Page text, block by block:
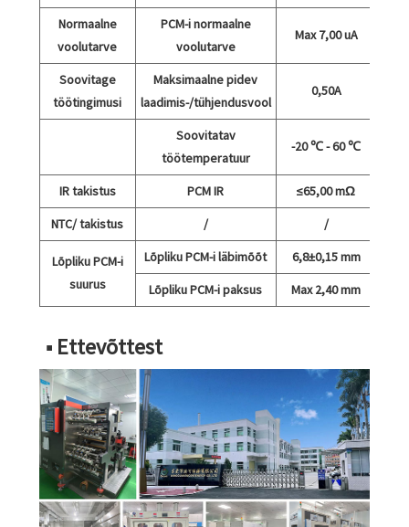
Normaalne
voolutarve
PCM-i normaalne
voolutarve
Max 7,00 uA
Soovitage
töötingimusi
Maksimaalne pidev
laadimis-/tühjendusvool
0,50A
Soovitatav
töötemperatuur
-20 ℃ - 60 ℃
IR takistus PCM IR
≤65,00 mΩ
NTC/ takistus
/ /
Lõpliku PCM-i
suurus
Lõpliku PCM-i läbimõõt
6,8±0,15 mm
Lõpliku PCM-i paksus
Max 2,40 mm
■ Ettevõttest